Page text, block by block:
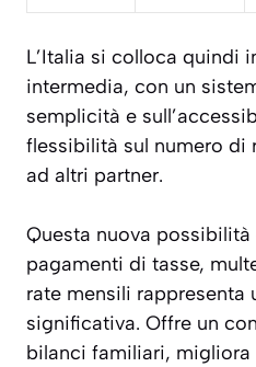
L’Italia si colloca quindi
intermedia, con un
semplicità e
flessibilità sul numero di
ad altri partner.
Questa nuova
pagamenti di tasse,
rate mensili rappresenta
significativa. Offre un
bilanci familiari, migliora